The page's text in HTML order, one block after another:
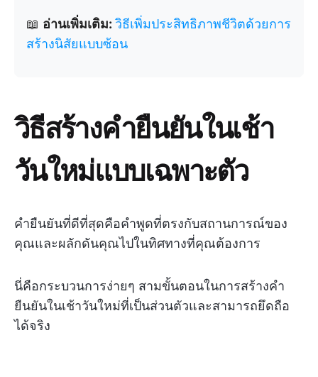
📖 อ่านเพิ่มเติม: วิธีเพิ่มประสิทธิภาพชีวิตด้วยการ
สร้างนิสัยแบบซ้อน
วิธีสร้างคำยืนยันในเช้า
วันใหม่แบบเฉพาะตัว
คำยืนยันที่ดีที่สุดคือคำพูดที่ตรงกับสถานการณ์ของ
คุณและผลักดันคุณไปในทิศทางที่คุณต้องการ
นี่คือกระบวนการง่ายๆ สามขั้นตอนในการสร้างคำ
ยืนยันในเช้าวันใหม่ที่เป็นส่วนตัวและสามารถยึดถือ
ได้จริง